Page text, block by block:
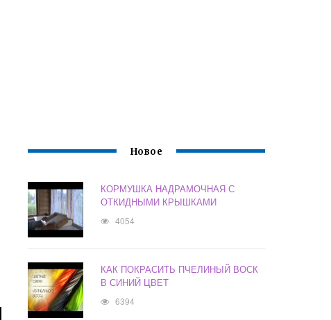
Новое
КОРМУШКА НАДРАМОЧНАЯ С
ОТКИДНЫМИ КРЫШКАМИ
4054
КАК ПОКРАСИТЬ ПЧЕЛИНЫЙ ВОСК
В СИНИЙ ЦВЕТ
6394